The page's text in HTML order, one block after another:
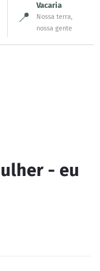
📍
Vacaria
Nossa terra,
nossa gente
- eu